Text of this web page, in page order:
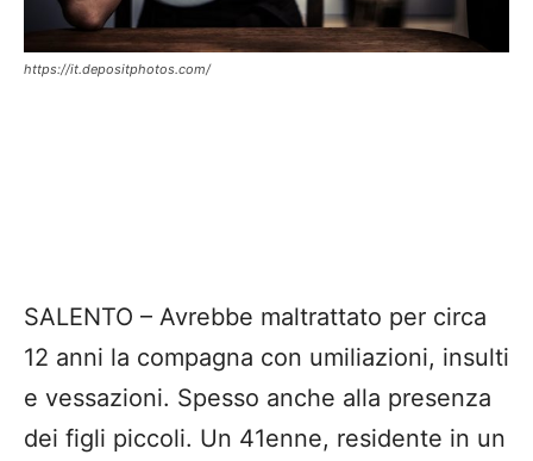
https://it.depositphotos.com/
SALENTO – Avrebbe maltrattato per circa
12 anni la compagna con umiliazioni, insulti
e vessazioni. Spesso anche alla presenza
dei figli piccoli. Un 41enne, residente in un